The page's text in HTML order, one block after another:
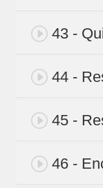
43 -
44 -
45 -
46 -